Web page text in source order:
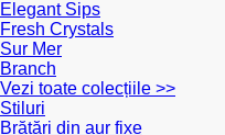
Elegant Sips
Fresh Crystals
Sur Mer
Branch
Vezi toate colecțiile >>
Stiluri
Brățări din aur fixe